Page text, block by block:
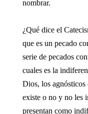
nombrar.
¿Qué dice el
que es un pecado
serie de pecados
cuales es la
Dios, los agnósticos
existe o no y no les
presentan como